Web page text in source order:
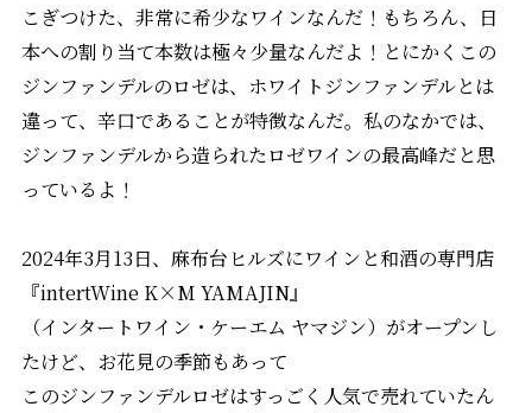
こぎつけた、非常に希少なワインなんだ！もちろん、日
本への割り当て本数は極々少量なんだよ！とにかくこの
ジンファンデルのロゼは、ホワイトジンファンデルとは
違って、辛口であることが特徴なんだ。私のなかでは、
ジンファンデルから造られたロゼワインの最高峰だと思
っているよ！
2024年3月13日、麻布台ヒルズにワインと和酒の専門店
『intertWine K×M YAMAJIN』
（インタートワイン・ケーエム ヤマジン）がオープンし
たけど、お花見の季節もあって
このジンファンデルロゼはすっごく人気で売れていたん